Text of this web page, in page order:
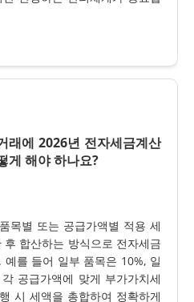
래에 2026년 전자세금계산
게 해야 하나요?
목별 또는 공급가액별 적용 세
합산하는 방식으로 전자세금
를 들어 일부 품목은 10%, 일
공급가액에 맞게 부가가치세
시 세액을 총합하여 정확하게